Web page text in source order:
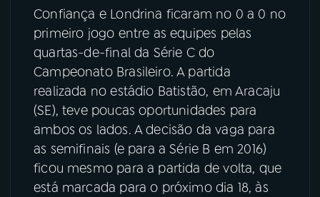
04PROGRAMAS
PODCASTS
06VIDEOCASTS
Confiança e Londrina ficaram no 0 a 0 no
primeiro jogo entre as equipes pelas
quartas-de-final da Série C do
Campeonato Brasileiro. A partida
realizada no estádio Batistão, em Aracaju
(SE), teve poucas oportunidades para
ambos os lados. A decisão da vaga para
as semifinais (e para a Série B em 2016)
ficou mesmo para a partida de volta, que
está marcada para o próximo dia 18, às